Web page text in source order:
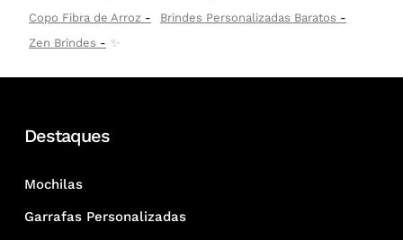
Copo Fibra de Arroz
Brindes Personalizadas Baratos
Zen Brindes
✨
Destaques
Mochilas
Garrafas Personalizadas